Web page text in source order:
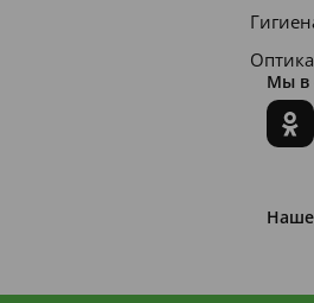
Мы в
Наше